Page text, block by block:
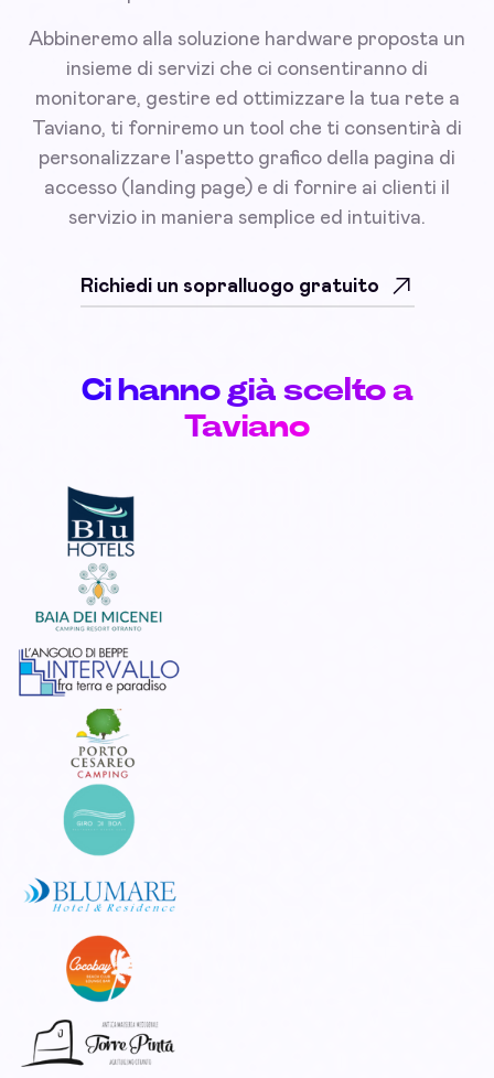
Abbineremo alla soluzione hardware proposta un
insieme di servizi che ci consentiranno di
monitorare, gestire ed ottimizzare la tua rete a
Taviano, ti forniremo un tool che ti consentirà di
personalizzare l'aspetto grafico della pagina di
accesso (landing page) e di fornire ai clienti il
servizio in maniera semplice ed intuitiva.
Richiedi un sopralluogo gratuito
Ci hanno già scelto a
Taviano